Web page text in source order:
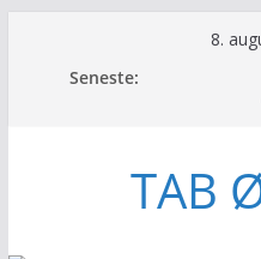
8.
Seneste:
TAB